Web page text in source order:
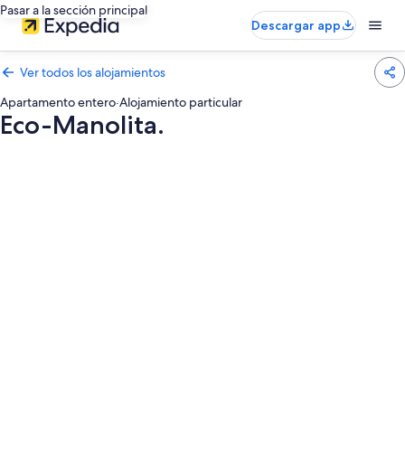
Pasar a la sección principal
Descargar app
Ver todos los alojamientos
Apartamento entero·Alojamiento particular
Eco-Manolita.